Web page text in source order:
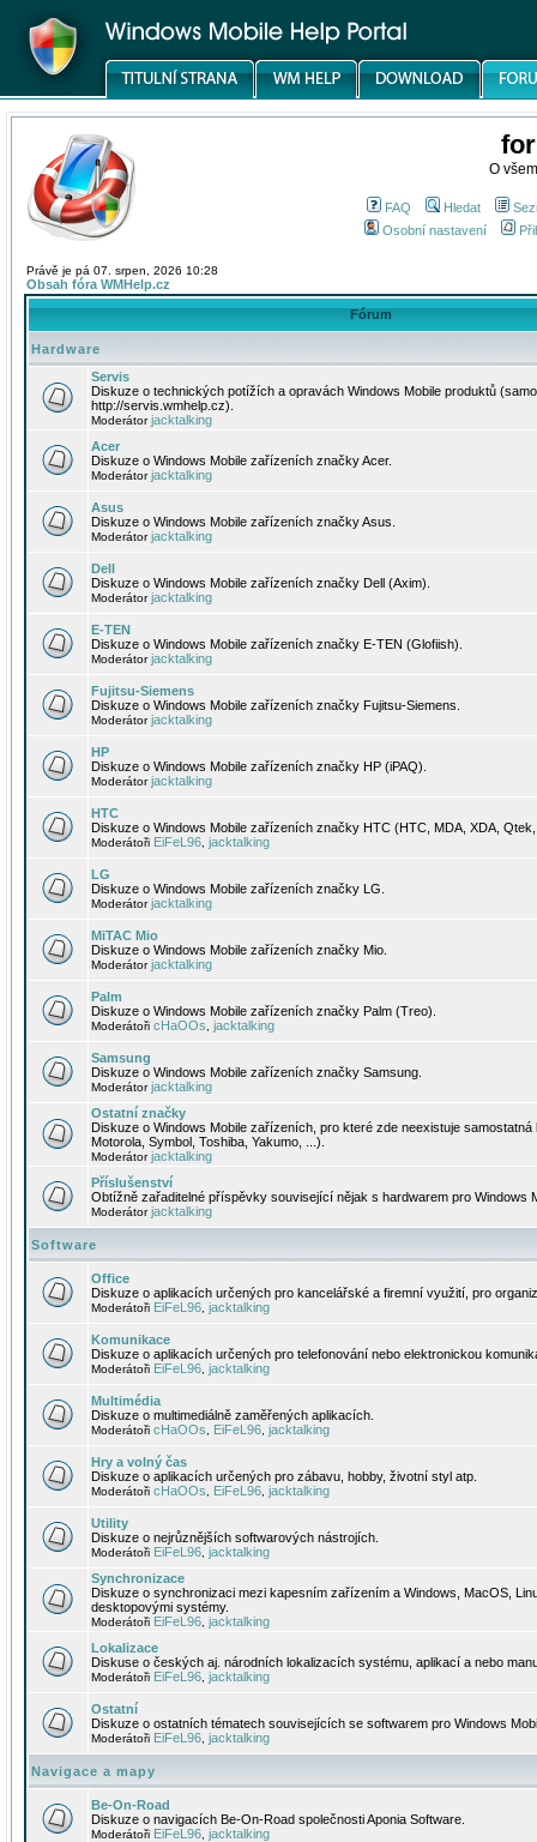
O
FAQ Hledat
Osobní nastavení
Právě je pá 07. srpen, 2026 10:28
Obsah fóra WMHelp.cz
Fórum
Hardware
Servis
Diskuze o technických potížích a opravách Windows Mobile produktů
http://servis.wmhelp.cz).
Moderátorjacktalking
Acer
Diskuze o Windows Mobile zařízeních značky Acer.
Moderátorjacktalking
Asus
Diskuze o Windows Mobile zařízeních značky Asus.
Moderátorjacktalking
Dell
Diskuze o Windows Mobile zařízeních značky Dell (Axim).
Moderátorjacktalking
E-TEN
Diskuze o Windows Mobile zařízeních značky E-TEN (Glofiish).
Moderátorjacktalking
Fujitsu-Siemens
Diskuze o Windows Mobile zařízeních značky Fujitsu-Siemens.
Moderátorjacktalking
HP
Diskuze o Windows Mobile zařízeních značky HP (iPAQ).
Moderátorjacktalking
HTC
Diskuze o Windows Mobile zařízeních značky HTC (HTC, MDA, XDA,
Moderátoři EiFeL96 jacktalking
LG
Diskuze o Windows Mobile zařízeních značky LG.
Moderátorjacktalking
MiTAC Mio
Diskuze o Windows Mobile zařízeních značky Mio.
Moderátorjacktalking
Palm
Diskuze o Windows Mobile zařízeních značky Palm (Treo).
Moderátoři cHaOOs jacktalking
Samsung
Diskuze o Windows Mobile zařízeních značky Samsung.
Moderátorjacktalking
Ostatní značky
Diskuze o Windows Mobile zařízeních, pro které zde neexistuje
Motorola, Symbol, Toshiba, Yakumo, ...).
Moderátorjacktalking
Příslušenství
Obtížně zařaditelné příspěvky související nějak s hardwarem pro Windows
Moderátorjacktalking
Software
Office
Diskuze o aplikacích určených pro kancelářské a firemní využití, pro
Moderátoři EiFeL96 jacktalking
Komunikace
Diskuze o aplikacích určených pro telefonování nebo elektronickou
Moderátoři EiFeL96 jacktalking
Multimédia
Diskuze o multimediálně zaměřených aplikacích.
Moderátoři cHaOOs EiFeL96 jacktalking
Hry a volný čas
Diskuze o aplikacích určených pro zábavu, hobby, životní styl atp.
Moderátoři cHaOOs EiFeL96 jacktalking
Utility
Diskuze o nejrůznějších softwarových nástrojích.
Moderátoři EiFeL96 jacktalking
Synchronizace
Diskuze o synchronizaci mezi kapesním zařízením a Windows, MacOS,
desktopovými systémy.
Moderátoři EiFeL96 jacktalking
Lokalizace
Diskuse o českých aj. národních lokalizacích systému, aplikací a nebo
Moderátoři EiFeL96 jacktalking
Ostatní
Diskuze o ostatních tématech souvisejících se softwarem pro Windows
Moderátoři EiFeL96 jacktalking
Navigace a mapy
Be-On-Road
Diskuze o navigacích Be-On-Road společnosti Aponia Software.
Moderátoři EiFeL96 jacktalking